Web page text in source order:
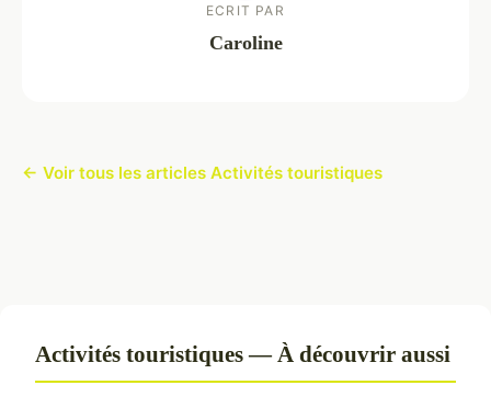
ECRIT PAR
Caroline
← Voir tous les articles Activités touristiques
Activités touristiques — À découvrir aussi